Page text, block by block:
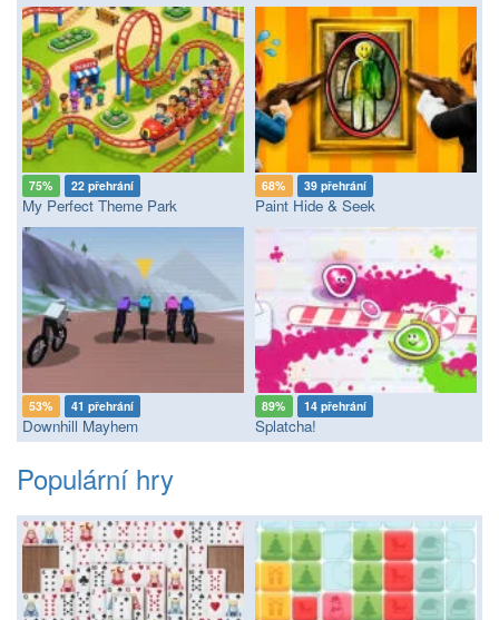
75% 22 přehrání
My Perfect Theme Park
68% 39 přehrání
Paint Hide & Seek
53% 41 přehrání
Downhill Mayhem
89% 14 přehrání
Splatcha!
Populární hry